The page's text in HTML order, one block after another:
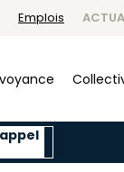
Emplois